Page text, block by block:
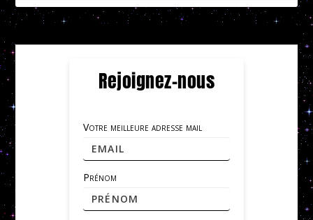
Rejoignez-nous
Votre meilleure adresse mail
Prénom